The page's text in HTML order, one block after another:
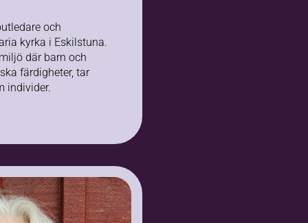
och
kyrka i Eskilstuna.
där barn och
färdigheter, tar
individer.